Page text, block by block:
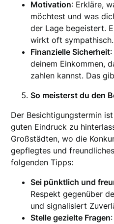
Motivation: Erkläre,
möchtest und was
der Lage begeistert.
wirkt oft sympathisch.
Finanzielle Sicherheit
deinem Einkommen,
zahlen kannst. Das
So meisterst du den
Der Besichtigungstermin
guten Eindruck zu
Großstädten, wo die
gepflegtes und
folgenden Tipps:
Sei pünktlich und
Respekt gegenüber
und signalisiert
Stelle gezielte Fragen